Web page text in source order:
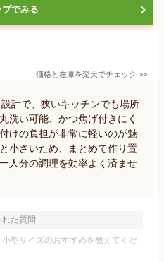
プでみる
価格と在庫を楽天でチェック >>
計で、狭いキッチンでも場所
洗い可能、かつ焦げ付きにく
けの負担が非常に軽いのが魅
小さいため、まとめて作り置
人分の調理を効率よく済ませ
れた質問
型サイズのおすすめを教えてくだ